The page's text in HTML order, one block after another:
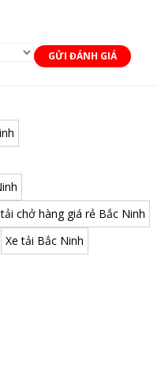
GỬI ĐÁNH GIÁ
chở hàng giá rẻ Bắc Ninh
Xe tải Bắc Ninh